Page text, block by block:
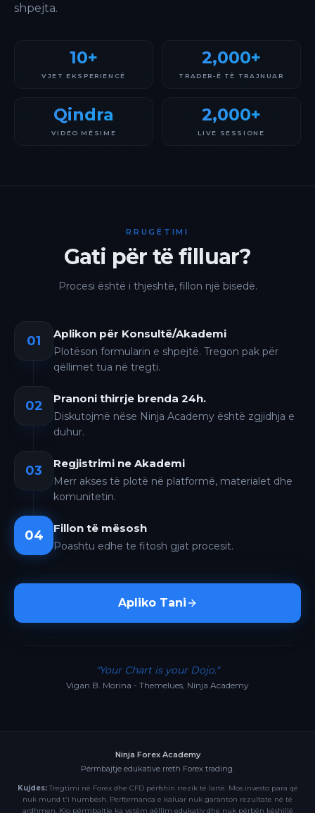
shpejta.
10+
VJET EKSPERIENCË
2,000+
TRADER-Ë TË TRAJNUAR
Qindra
VIDEO MËSIME
2,000+
LIVE SESSIONE
RRUGËTIMI
Gati për të filluar?
Procesi është i thjeshtë, fillon një bisedë.
01 Aplikon për Konsultë/Akademi
Plotëson formularin e shpejtë. Tregon pak për
qëllimet tua në tregti.
02 Pranoni thirrje brenda 24h.
Diskutojmë nëse Ninja Academy është zgjidhja e
duhur.
03 Regjistrimi ne Akademi
Merr akses të plotë në platformë, materialet dhe
komunitetin.
04 Fillon të mësosh
Poashtu edhe te fitosh gjat procesit.
Apliko Tani
"Your Chart is your Dojo."
Vigan B. Morina - Themelues, Ninja Academy
Ninja Forex Academy
Përmbajtje edukative rreth Forex trading.
Kujdes:Tregtimi në Forex dhe CFD përfshin rrezik të lartë. Mos investo para që
nuk mund t'i humbësh. Performanca e kaluar nuk garanton rezultate në të
ardhmen. Kjo përmbajtje ka vetëm qëllim edukativ dhe nuk përbën këshillë